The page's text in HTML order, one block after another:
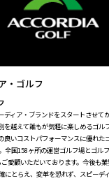
・ゴルフ
ディア・ブランドをスタートさせて
を越えて誰もが気軽に楽しめるゴル
良いコストパフォーマンスに優れた
全国158ヶ所の運営ゴルフ場とゴル
愛顧いただいております。今後も
にとらえ、変革を恐れず、スピーデ